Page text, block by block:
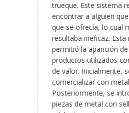
trueque. Este sistema
encontrar a alguien
que se ofrecía, lo cual
resultaba ineficaz. Esta
permitió la aparición
productos utilizados
de valor. Inicialmente,
comercializar con
Posteriormente, se
piezas de metal con